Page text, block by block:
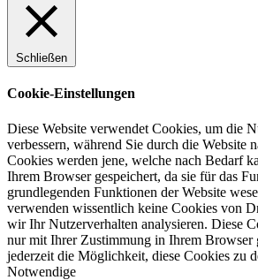
Schließen
Cookie-Einstellungen
Diese Website verwendet Cookies, um die
verbessern, während Sie durch die Website
Cookies werden jene, welche nach Bedarf
Ihrem Browser gespeichert, da sie für das
grundlegenden Funktionen der Website
verwenden wissentlich keine Cookies von
wir Ihr Nutzerverhalten analysieren. Diese
nur mit Ihrer Zustimmung in Ihrem Browser
jederzeit die Möglichkeit, diese Cookies zu
Notwendige